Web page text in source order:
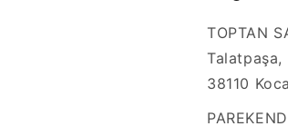
TOPTAN
Talatpaşa,
38110